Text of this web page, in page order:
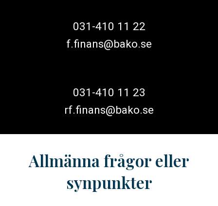
031-410 11 22
f.finans@bako.se
031-410 11 23
rf.finans@bako.se
Allmänna frågor eller
synpunkter